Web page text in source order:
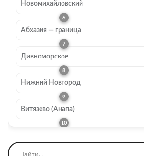
Новомихайловский
Абхазия — граница
Дивноморское
Нижний Новгород
Витязево (Анапа)